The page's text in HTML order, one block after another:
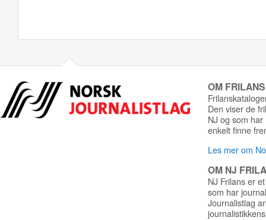
OM
Den viser de
NJ og som
enkelt finne
Les mer om
OM NJ
NJ Frilans er
som har
Journalistlag